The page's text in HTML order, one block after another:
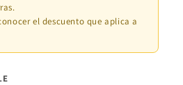
el descuento que aplica a